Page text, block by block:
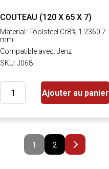
COUTEAU (120 X 65 X 7)
Material: Toolsteel Cr8% 1.2360 7
mm
Compatible avec: Jenz
SKU: J068
Ajouter au panier
1 2